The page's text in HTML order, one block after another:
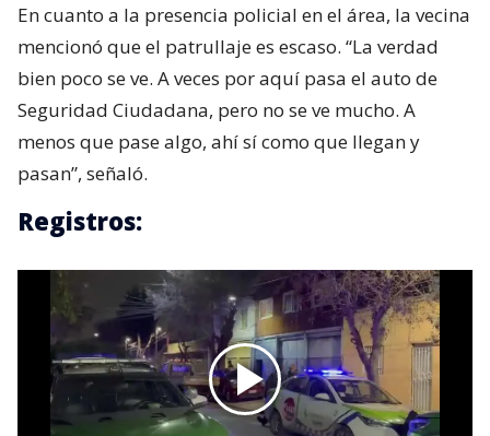
En cuanto a la presencia policial en el área, la vecina
mencionó que el patrullaje es escaso. “La verdad
bien poco se ve. A veces por aquí pasa el auto de
Seguridad Ciudadana, pero no se ve mucho. A
menos que pase algo, ahí sí como que llegan y
pasan”, señaló.
Registros: